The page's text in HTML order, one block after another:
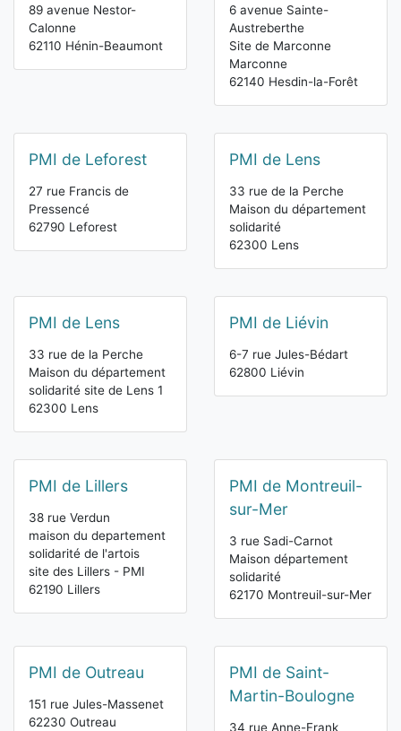
89 avenue Nestor-
Calonne
62110 Hénin-Beaumont
6 avenue Sainte-
Austreberthe
Site de Marconne
Marconne
62140 Hesdin-la-Forêt
PMI de Leforest
27 rue Francis de
Pressencé
62790 Leforest
PMI de Lens
33 rue de la Perche
Maison du département
solidarité
62300 Lens
PMI de Lens
33 rue de la Perche
Maison du département
solidarité site de Lens 1
62300 Lens
PMI de Liévin
6-7 rue Jules-Bédart
62800 Liévin
PMI de Lillers
38 rue Verdun
maison du departement
solidarité de l'artois
site des Lillers - PMI
62190 Lillers
PMI de Montreuil-
sur-Mer
3 rue Sadi-Carnot
Maison département
solidarité
62170 Montreuil-sur-Mer
PMI de Outreau
151 rue Jules-Massenet
62230 Outreau
PMI de Saint-
Martin-Boulogne
34 rue Anne-Frank